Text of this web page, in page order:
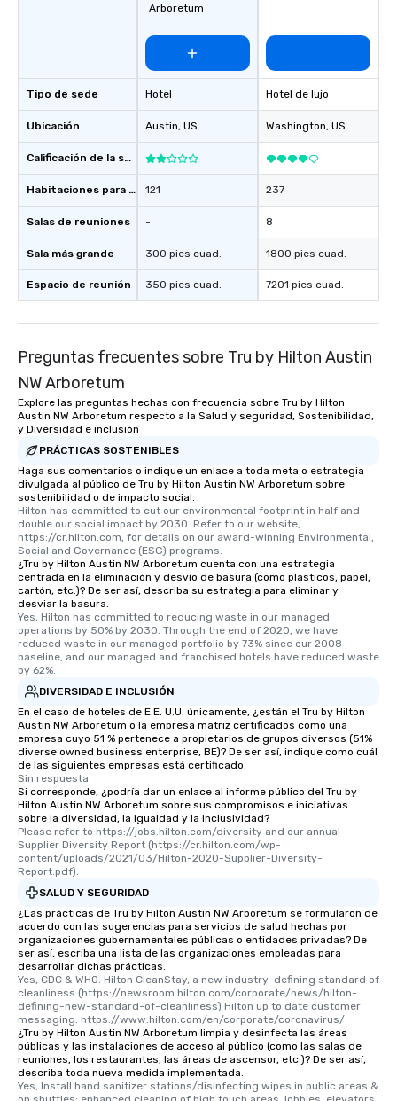
Tipo de sede
Ubicación
Calificación de la sede
Habitaciones para huéspedes
Salas de reuniones
Sala más grande
Espacio de reunión
Arboretum
Hotel
Austin, US
121
-
300 pies cuad.
350 pies cuad.
Hotel de lujo
Washington, US
237
8
1800 pies cuad.
7201 pies cuad.
Preguntas frecuentes sobre Tru by Hilton Austin
NW Arboretum
Explore las preguntas hechas con frecuencia sobre Tru by Hilton
Austin NW Arboretum respecto a la Salud y seguridad, Sostenibilidad,
y Diversidad e inclusión
PRÁCTICAS SOSTENIBLES
Haga sus comentarios o indique un enlace a toda meta o estrategia
divulgada al público de Tru by Hilton Austin NW Arboretum sobre
sostenibilidad o de impacto social.
Hilton has committed to cut our environmental footprint in half and
double our social impact by 2030. Refer to our website,
https://cr.hilton.com, for details on our award-winning Environmental,
Social and Governance (ESG) programs.
¿Tru by Hilton Austin NW Arboretum cuenta con una estrategia
centrada en la eliminación y desvío de basura (como plásticos, papel,
cartón, etc.)? De ser así, describa su estrategia para eliminar y
desviar la basura.
Yes, Hilton has committed to reducing waste in our managed
operations by 50% by 2030. Through the end of 2020, we have
reduced waste in our managed portfolio by 73% since our 2008
baseline, and our managed and franchised hotels have reduced waste
by 62%.
DIVERSIDAD E INCLUSIÓN
En el caso de hoteles de E.E. U.U. únicamente, ¿están el Tru by Hilton
Austin NW Arboretum o la empresa matriz certificados como una
empresa cuyo 51 % pertenece a propietarios de grupos diversos (51%
diverse owned business enterprise, BE)? De ser así, indique como cuál
de las siguientes empresas está certificado.
Sin respuesta.
Si corresponde, ¿podría dar un enlace al informe público del Tru by
Hilton Austin NW Arboretum sobre sus compromisos e iniciativas
sobre la diversidad, la igualdad y la inclusividad?
Please refer to https://jobs.hilton.com/diversity and our annual
Supplier Diversity Report (https://cr.hilton.com/wp-
content/uploads/2021/03/Hilton-2020-Supplier-Diversity-
Report.pdf).
SALUD Y SEGURIDAD
¿Las prácticas de Tru by Hilton Austin NW Arboretum se formularon de
acuerdo con las sugerencias para servicios de salud hechas por
organizaciones gubernamentales públicas o entidades privadas? De
ser así, escriba una lista de las organizaciones empleadas para
desarrollar dichas prácticas.
Yes, CDC & WHO. Hilton CleanStay, a new industry-defining standard of
cleanliness (https://newsroom.hilton.com/corporate/news/hilton-
defining-new-standard-of-cleanliness) Hilton up to date customer
messaging: https://www.hilton.com/en/corporate/coronavirus/
¿Tru by Hilton Austin NW Arboretum limpia y desinfecta las áreas
públicas y las instalaciones de acceso al público (como las salas de
reuniones, los restaurantes, las áreas de ascensor, etc.)? De ser así,
describa toda nueva medida implementada.
Yes, Install hand sanitizer stations/disinfecting wipes in public areas &